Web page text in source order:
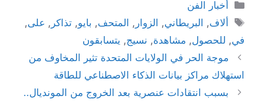
التصنيفات
أخبار الفن
الوسوم
ألاف, البريطاني, الزوار , المتحف, بايو,تذاكر , على,
في, للحصول, مشاهدة, نسيج, يتسابقون
موجة الحر في الولايات المتحدة تثير المخاوف من
استهلاك مراكز بيانات الذكاء الاصطناعي للطاقة
بسبب انتقادات عنصرية بعد الخروج من المونديال..